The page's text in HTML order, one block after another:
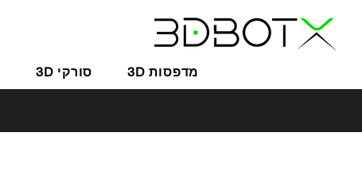
3D סורקי 3D מדפסות